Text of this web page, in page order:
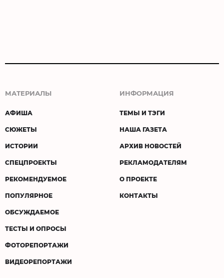
МАТЕРИАЛЫ
АФИША
СЮЖЕТЫ
ИСТОРИИ
СПЕЦПРОЕКТЫ
РЕКОМЕНДУЕМОЕ
ПОПУЛЯРНОЕ
ОБСУЖДАЕМОЕ
ТЕСТЫ И ОПРОСЫ
ФОТОРЕПОРТАЖИ
ВИДЕОРЕПОРТАЖИ
ИНФОРМАЦИЯ
ТЕМЫ И ТЭГИ
НАША ГАЗЕТА
АРХИВ НОВОСТЕЙ
РЕКЛАМОДАТЕЛЯМ
О ПРОЕКТЕ
КОНТАКТЫ